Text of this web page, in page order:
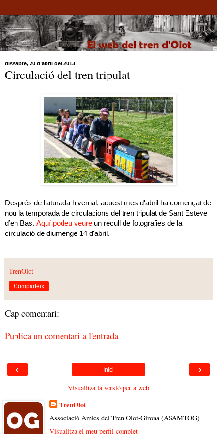
dissabte, 20 d’abril del 2013
Circulació del tren tripulat
Després de l’aturada hivernal, aquest mes d'abril ha començat de
nou la temporada de circulacions del tren tripulat de Sant Esteve
d’en Bas. Aquí podeu veure un recull de fotografies de la
circulació de diumenge 14 d'abril.
TrenOlot
Comparteix
Cap comentari:
Publica un comentari a l'entrada
‹ ›
Inici
Visualitza la versió per a web
TrenOlot
Associació Amics del Tren Olot-Girona (ASAMTOG)
Visualitza el meu perfil complet